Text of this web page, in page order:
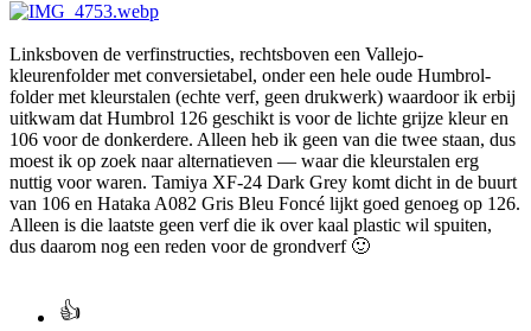
Linksboven de verfinstructies, rechtsboven een Vallejo-
kleurenfolder met conversietabel, onder een hele oude Humbrol-
folder met kleurstalen (echte verf, geen drukwerk) waardoor ik erbij
uitkwam dat Humbrol 126 geschikt is voor de lichte grijze kleur en
106 voor de donkerdere. Alleen heb ik geen van die twee staan, dus
moest ik op zoek naar alternatieven — waar die kleurstalen erg
nuttig voor waren. Tamiya XF-24 Dark Grey komt dicht in de buurt
van 106 en Hataka A082 Gris Bleu Foncé lijkt goed genoeg op 126.
Alleen is die laatste geen verf die ik over kaal plastic wil spuiten,
dus daarom nog een reden voor de grondverf 🙂